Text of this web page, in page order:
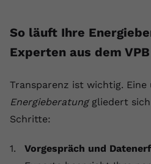
So läuft Ihre
Experten aus dem
Transparenz ist wichtig. Eine
Energieberatunggliedert
Schritte:
Vorgespräch und
Dieser von
registriert eine
Videos von
Anbieter Youtube.com